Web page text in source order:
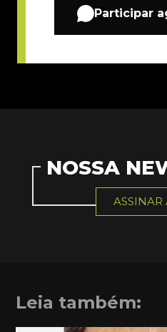
Participar
NOSSA
ASSINAR
Leia também: